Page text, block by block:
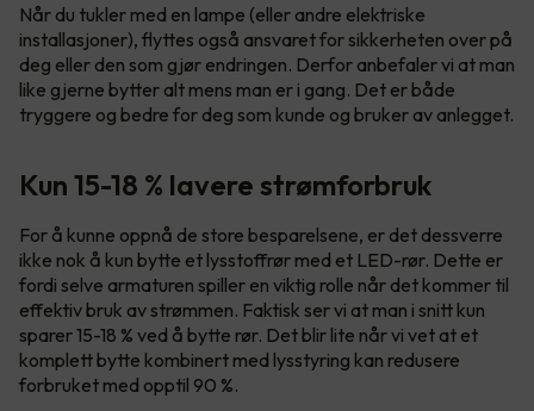
Når du tukler med en lampe (eller andre elektriske
installasjoner), flyttes også ansvaret for sikkerheten over på
deg eller den som gjør endringen. Derfor anbefaler vi at man
like gjerne bytter alt mens man er i gang. Det er både
tryggere og bedre for deg som kunde og bruker av anlegget.
Kun 15-18 % lavere strømforbruk
For å kunne oppnå de store besparelsene, er det dessverre
ikke nok å kun bytte et lysstoffrør med et LED-rør. Dette er
fordi selve armaturen spiller en viktig rolle når det kommer til
effektiv bruk av strømmen. Faktisk ser vi at man i snitt kun
sparer 15-18 % ved å bytte rør. Det blir lite når vi vet at et
komplett bytte kombinert med lysstyring kan redusere
forbruket med opptil 90 %.